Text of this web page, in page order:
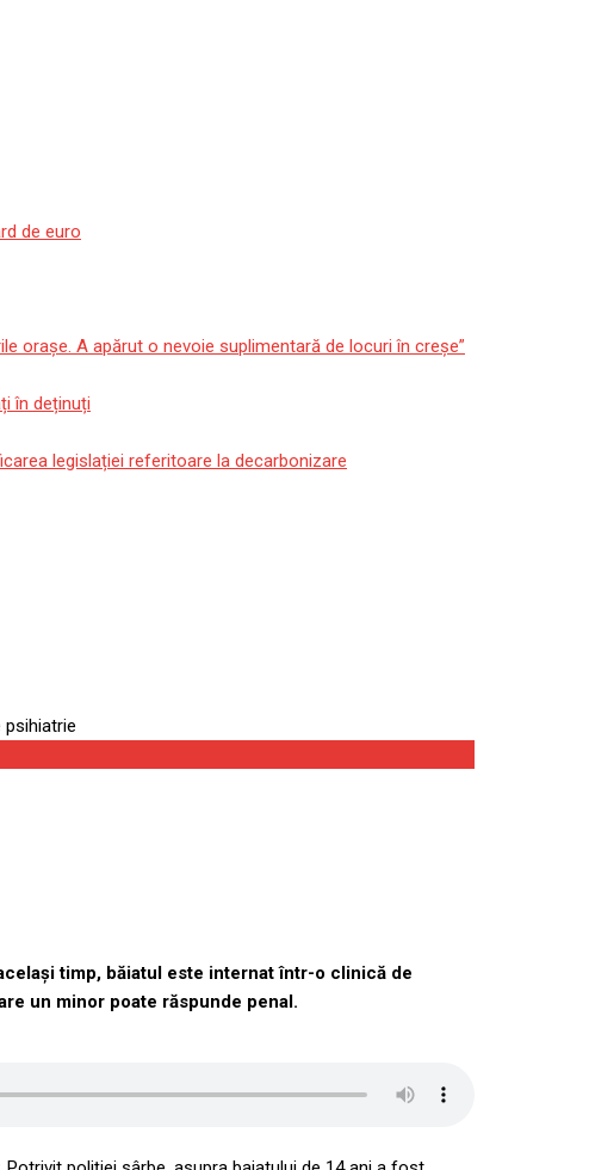
de euro
orașe. A apărut o nevoie suplimentară de locuri în creșe”
în deținuți
legislației referitoare la decarbonizare
timp, băiatul este internat într-o clinică de
un minor poate răspunde penal.